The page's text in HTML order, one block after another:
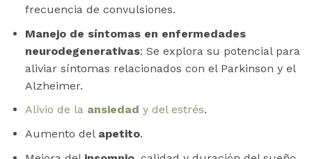
frecuencia de convulsiones.
Manejo de síntomas en enfermedades
neurodegenerativas: Se explora su potencial para
aliviar síntomas relacionados con el Parkinson y el
Alzheimer​​.
Alivio de la ansiedad y del estrés.
Aumento del apetito.